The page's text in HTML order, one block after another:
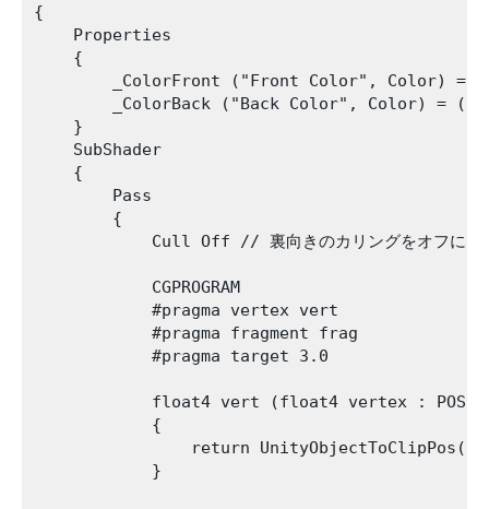
{
    Properties
    {
_ColorFront ("Front Color", Color) =
_ColorBack ("Back Color", Color) =
    }
    SubShader
    {
        Pass
        {
Cull Off // 裏向きのカリングをオフにし
            CGPROGRAM
            #pragma vertex vert
            #pragma fragment frag
            #pragma target 3.0
float4 vert (float4 vertex :
            {
return
            }